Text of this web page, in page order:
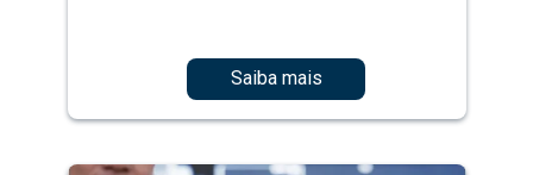
Saiba mais